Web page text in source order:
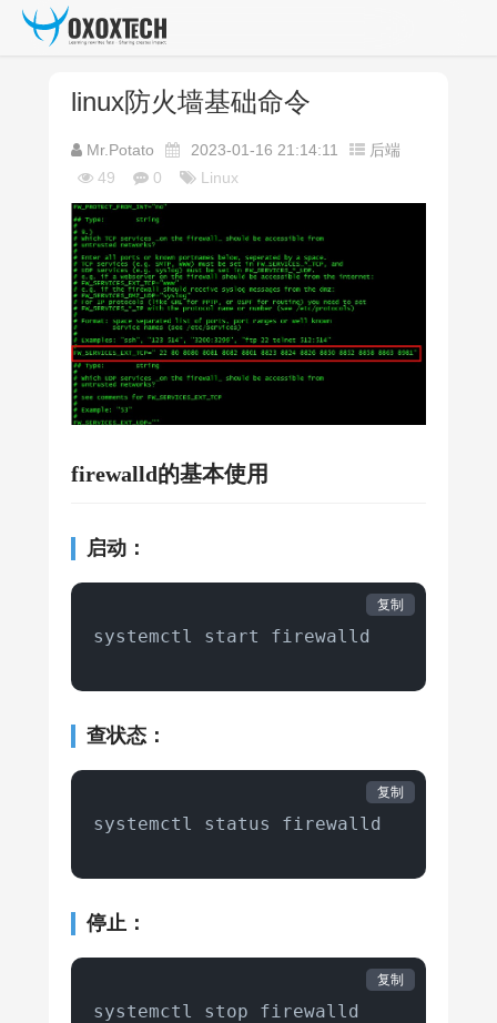
linux防火墙基础命令
Mr.Potato 2023-01-16 21:14:11
后端
49
0 Linux
firewalld的基本使用
启动：
systemctl start firewalld
复制
查状态：
systemctl status firewalld
复制
停止：
systemctl stop firewalld
复制